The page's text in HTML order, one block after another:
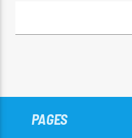
PAGES